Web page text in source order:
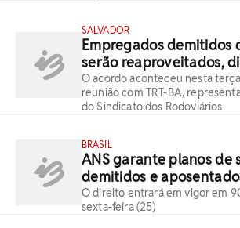
SALVADOR
Empregados demitidos
serão reaproveitados,
O acordo aconteceu nesta
reunião com TRT-BA,
do Sindicato dos Rodoviários
BRASIL
ANS garante planos de
demitidos e
O direito entrará em vigor em
sexta-feira (25)